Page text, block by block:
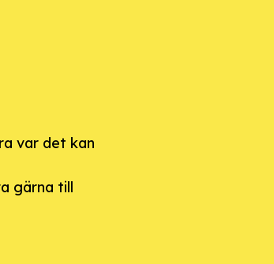
var det kan
gärna till